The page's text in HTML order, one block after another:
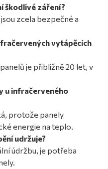
škodlivé záření?
zcela bezpečné a
vytápěcích
je přibližně 20 let, v
u infračerveného
protože panely
energie na teplo.
udržuje?
údržbu, je potřeba